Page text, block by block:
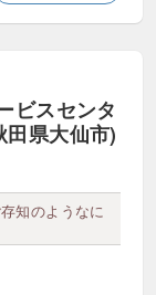
ビスセンタ
田県大仙市)
知のようなに